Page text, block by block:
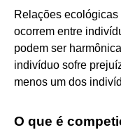
Relações
ocorrem entre
podem ser
indivíduo sofre
menos um dos
O que é